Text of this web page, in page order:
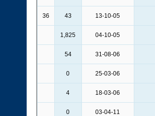
13-10-05
43
36
04-10-05
1,825
31-08-06
54
25-03-06
0
18-03-06
4
03-04-11
0